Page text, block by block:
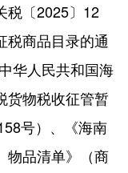
税〔2025〕12
税商品目录的通
华人民共和国海
货物税收征管暂
号）、《海南
物品清单》（商